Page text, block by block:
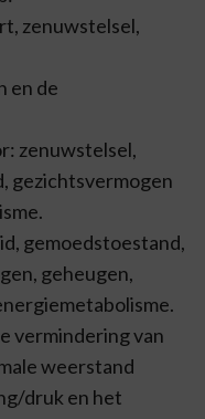
zenuwstelsel,
en de
zenuwstelsel,
gezichtsvermogen
gemoedstoestand,
geheugen,
vermindering van
weerstand
druk en het